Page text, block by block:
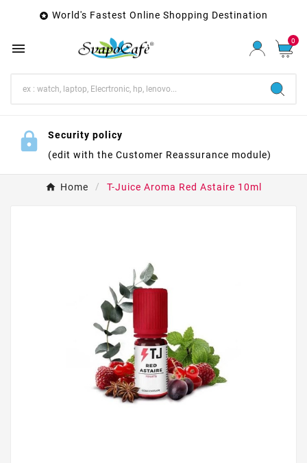
 World's Fastest Online Shopping Destination
 0
Security policy
(edit with the Customer Reassurance module)
Home T-Juice Aroma Red Astaire 10ml